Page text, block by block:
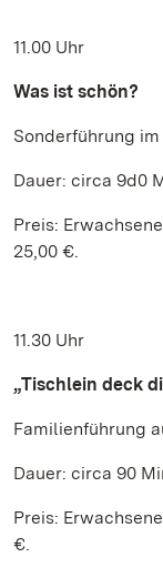
11.00 Uhr
Was ist schön?
Sonderführung
Dauer: circa 9d0
Preis:
25,00 €.
11.30 Uhr
„Tischlein deck
Familienführung
Dauer: circa 90
Preis:
€.